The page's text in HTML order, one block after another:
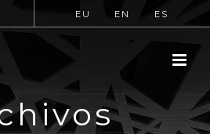
EU EN ES